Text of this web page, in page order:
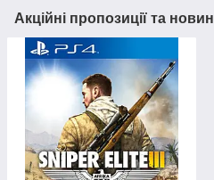
Акційні пропозиції та